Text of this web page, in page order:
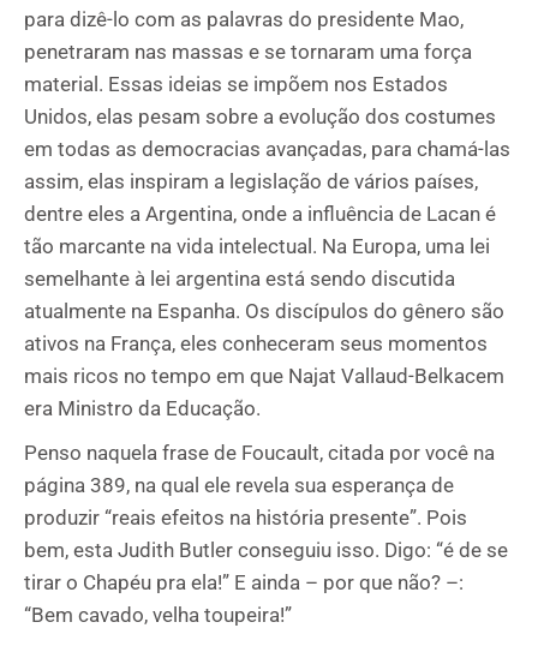
para dizê-lo com as palavras do presidente Mao,
penetraram nas massas e se tornaram uma força
material. Essas ideias se impõem nos Estados
Unidos, elas pesam sobre a evolução dos costumes
em todas as democracias avançadas, para chamá-las
assim, elas inspiram a legislação de vários países,
dentre eles a Argentina, onde a influência de Lacan é
tão marcante na vida intelectual. Na Europa, uma lei
semelhante à lei argentina está sendo discutida
atualmente na Espanha. Os discípulos do gênero são
ativos na França, eles conheceram seus momentos
mais ricos no tempo em que Najat Vallaud-Belkacem
era Ministro da Educação.
Penso naquela frase de Foucault, citada por você na
página 389, na qual ele revela sua esperança de
produzir “reais efeitos na história presente”. Pois
bem, esta Judith Butler conseguiu isso. Digo: “é de se
tirar o Chapéu pra ela!” E ainda – por que não? –:
“Bem cavado, velha toupeira!”